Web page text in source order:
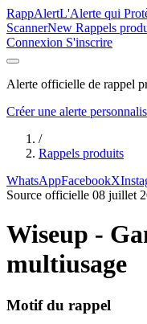
RappAlertL'Alerte qui
ScannerNew Rappels
Connexion S'inscrire
Alerte officielle de rappel
Créer une alerte
/
Rappels produits
WhatsAppFacebookX
Source officielle 08 juillet
Wiseup -
multiusage
Motif du rappel